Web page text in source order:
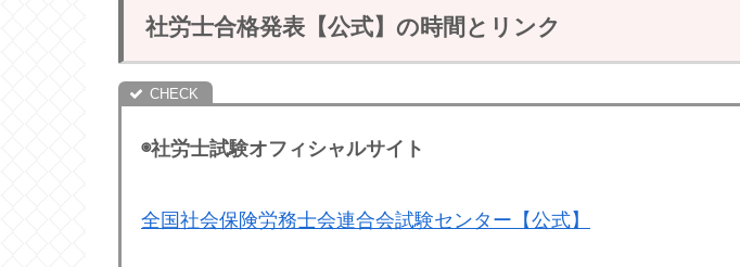
社労士合格発表【公式】の時間とリンク
◉社労士試験オフィシャルサイト
全国社会保険労務士会連合会試験センター【公式】